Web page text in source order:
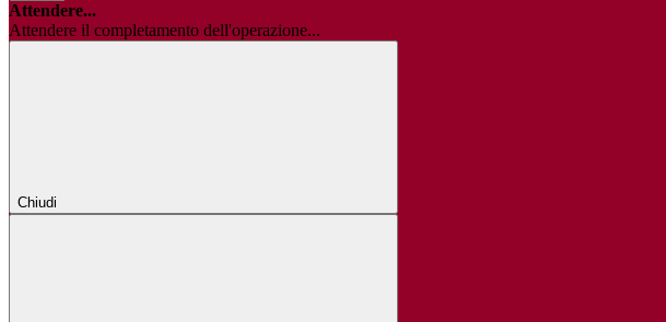
Attendere...
Attendere il completamento dell'operazione...
Chiudi